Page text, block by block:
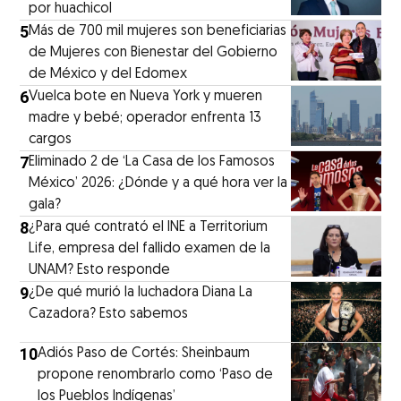
por huachicol
5Más de 700 mil mujeres son beneficiarias
de Mujeres con Bienestar del Gobierno
de México y del Edomex
6Vuelca bote en Nueva York y mueren
madre y bebé; operador enfrenta 13
cargos
7Eliminado 2 de ‘La Casa de los Famosos
México’ 2026: ¿Dónde y a qué hora ver la
gala?
8¿Para qué contrató el INE a Territorium
Life, empresa del fallido examen de la
UNAM? Esto responde
9¿De qué murió la luchadora Diana La
Cazadora? Esto sabemos
10Adiós Paso de Cortés: Sheinbaum
propone renombrarlo como ‘Paso de
los Pueblos Indígenas’